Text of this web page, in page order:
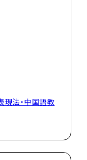
現法・中国語教